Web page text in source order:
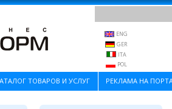
ENG
GER
ITA
POL
ТОВАРОВ И УСЛУГ РЕКЛАМА НА